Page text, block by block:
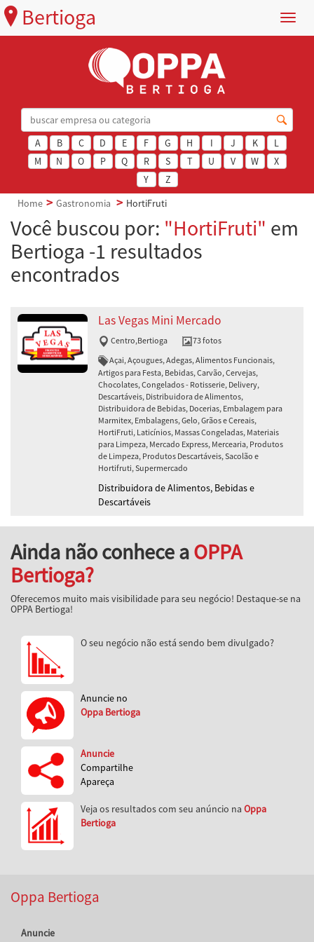
Menu
Bertioga
A B C D E F G H I J K
L
M
N O P Q R S T U V W
X
Y
Z
Home
Gastronomia HortiFruti
Você buscou por: "HortiFruti" em
Bertioga -1 resultados
encontrados
Las Vegas Mini Mercado
Centro,Bertioga
73 fotos
Açai, Açougues, Adegas, Alimentos Funcionais,
Artigos para Festa, Bebidas, Carvão, Cervejas,
Chocolates, Congelados - Rotisserie, Delivery,
Descartáveis, Distribuidora de Alimentos,
Distribuidora de Bebidas, Docerias, Embalagem para
Marmitex, Embalagens, Gelo, Grãos e Cereais,
HortiFruti, Laticínios, Massas Congeladas, Materiais
para Limpeza, Mercado Express, Mercearia, Produtos
de Limpeza, Produtos Descartáveis, Sacolão e
Hortifruti, Supermercado
Distribuidora de Alimentos, Bebidas e
Descartáveis
Ainda não conhece aOPPA
Bertioga?
Oferecemos muito mais visibilidade para seu negócio! Destaque-se na
OPPA Bertioga!
O seu negócio não está sendo bem divulgado?
Anuncie no
Oppa Bertioga
Anuncie
Compartilhe
Apareça
Veja os resultados com seu anúncio na Oppa
Bertioga
Oppa Bertioga
Anuncie